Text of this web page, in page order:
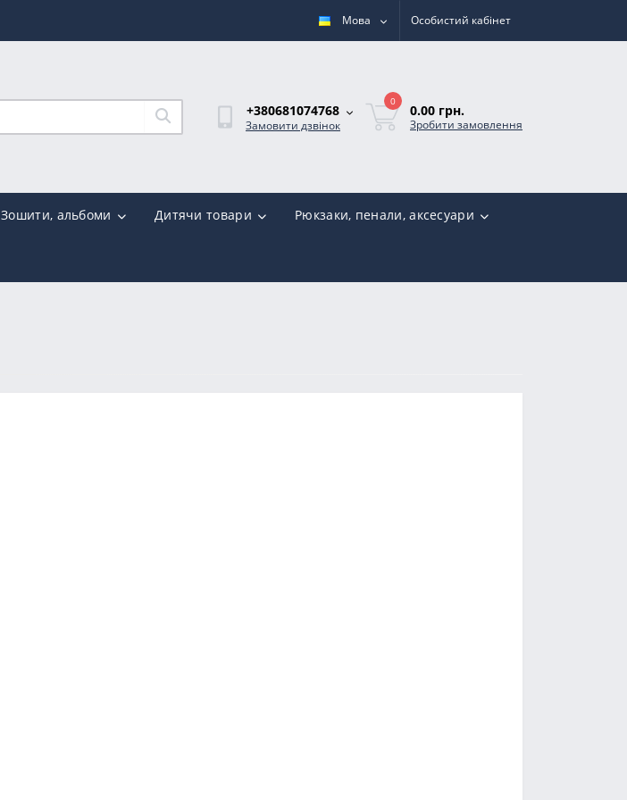
Мова Особистий кабінет
+380681074768
Замовити дзвінок
0
0.00 грн.
Зробити замовлення
Зошити, альбоми Дитячи товари Рюкзаки, пенали, аксесуари